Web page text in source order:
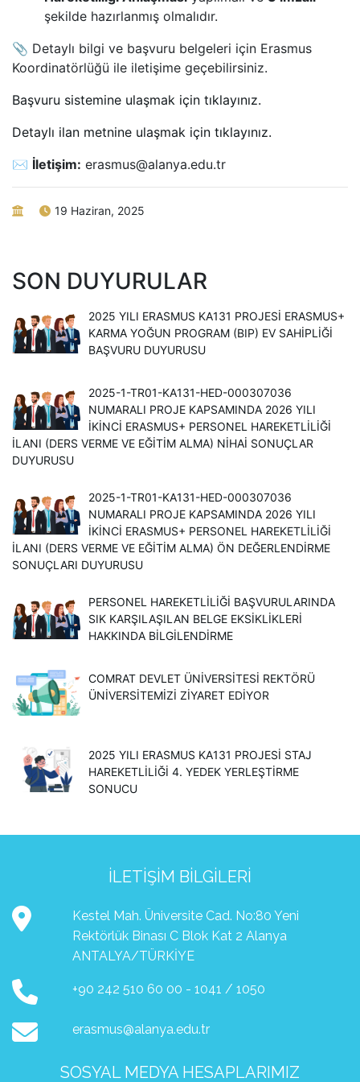
şekilde hazırlanmış olmalıdır.
📎 Detaylı bilgi ve başvuru belgeleri için Erasmus
Koordinatörlüğü ile iletişime geçebilirsiniz.
Başvuru sistemine ulaşmak için tıklayınız.
Detaylı ilan metnine ulaşmak için tıklayınız.
✉️ İletişim: erasmus@alanya.edu.tr
19 Haziran, 2025
SON DUYURULAR
2025 YILI ERASMUS KA131 PROJESI ERASMUS+
KARMA YOĞUN PROGRAM (BIP) EV SAHIPLIĞI
BAŞVURU DUYURUSU
2025-1-TR01-KA131-HED-000307036
NUMARALI PROJE KAPSAMINDA 2026 YILI
İKINCI ERASMUS+ PERSONEL HAREKETLILIĞI
İLANI (DERS VERME VE EĞITIM ALMA) NIHAI SONUÇLAR
DUYURUSU
2025-1-TR01-KA131-HED-000307036
NUMARALI PROJE KAPSAMINDA 2026 YILI
İKINCI ERASMUS+ PERSONEL HAREKETLILIĞI
İLANI (DERS VERME VE EĞITIM ALMA) ÖN DEĞERLENDIRME
SONUÇLARI DUYURUSU
PERSONEL HAREKETLILIĞI BAŞVURULARINDA
SIK KARŞILAŞILAN BELGE EKSIKLIKLERI
HAKKINDA BILGILENDIRME
COMRAT DEVLET ÜNIVERSITESI REKTÖRÜ
ÜNIVERSITEMIZI ZIYARET EDIYOR
2025 YILI ERASMUS KA131 PROJESİ STAJ
HAREKETLİLİĞİ 4. YEDEK YERLEŞTİRME
SONUCU
İLETIŞIM BILGILERI
Kestel Mah. Üniversite Cad. No:80 Yeni
Rektörlük Binası C Blok Kat 2 Alanya
ANTALYA/TÜRKİYE
+90 242 510 60 00 - 1041 / 1050
erasmus@alanya.edu.tr
SOSYAL MEDYA HESAPLARIMIZ